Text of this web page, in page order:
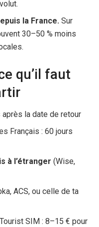
la France. Sur
30–50 % moins
qu’il faut
après la date de retour
Français :60 jours
à l’étranger (Wise,
ACS, ou celle de ta
SIM : 8–15 € pour